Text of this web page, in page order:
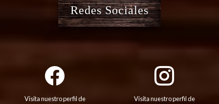
Redes Sociales
Visita nuestro perfil de Visita nuestro perfil de